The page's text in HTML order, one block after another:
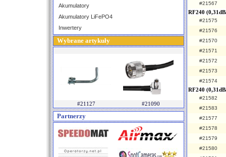
Akumulatory
Akumulatory LiFePO4
Inwertery
Wybrane artykuły
#21127 #21090
Partnerzy
#21567
RF240
#21575
#21576
#21570
#21571
#21572
#21573
#21574
RF240
#21582
#21583
#21577
#21578
#21579
#21580